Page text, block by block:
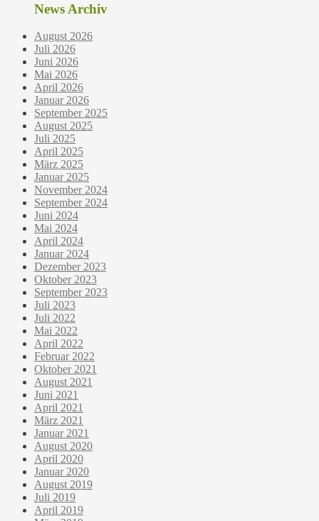
News Archiv
August 2026
Juli 2026
Juni 2026
Mai 2026
April 2026
Januar 2026
September 2025
August 2025
Juli 2025
April 2025
März 2025
Januar 2025
November 2024
September 2024
Juni 2024
Mai 2024
April 2024
Januar 2024
Dezember 2023
Oktober 2023
September 2023
Juli 2023
Juli 2022
Mai 2022
April 2022
Februar 2022
Oktober 2021
August 2021
Juni 2021
April 2021
März 2021
Januar 2021
August 2020
April 2020
Januar 2020
August 2019
Juli 2019
April 2019